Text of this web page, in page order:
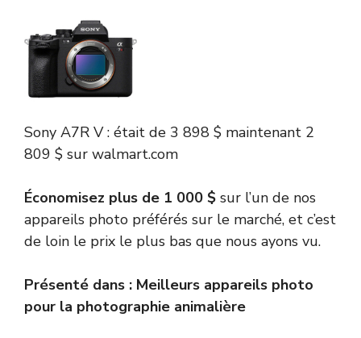
Sony A7R V : était de 3 898 $ maintenant 2
809 $ sur walmart.com
Économisez plus de 1 000 $ sur l’un de nos
appareils photo préférés sur le marché, et c’est
de loin le prix le plus bas que nous ayons vu.
Présenté dans : Meilleurs appareils photo
pour la photographie animalière